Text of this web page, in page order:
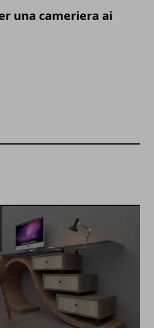
una cameriera ai